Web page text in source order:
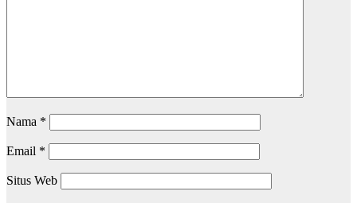
Nama *
Email *
Situs Web